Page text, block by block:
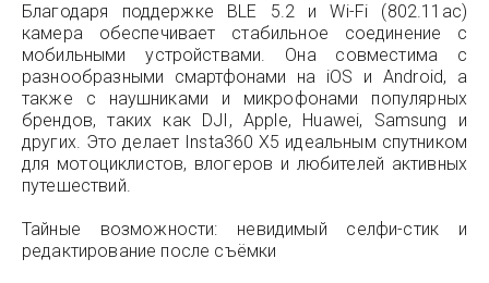
Благодаря поддержке BLE 5.2 и Wi-Fi (802.11ac)
камера обеспечивает стабильное соединение с
мобильными устройствами. Она совместима с
разнообразными смартфонами на iOS и Android, а
также с наушниками и микрофонами популярных
брендов, таких как DJI, Apple, Huawei, Samsung и
других. Это делает Insta360 X5 идеальным спутником
для мотоциклистов, влогеров и любителей активных
путешествий.
Тайные возможности: невидимый селфи-стик и
редактирование после съёмки